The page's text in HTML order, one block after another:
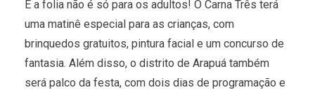
E a folia não é só para os adultos! O Carna Três terá
uma matinê especial para as crianças, com
brinquedos gratuitos, pintura facial e um concurso de
fantasia. Além disso, o distrito de Arapuá também
será palco da festa, com dois dias de programação e